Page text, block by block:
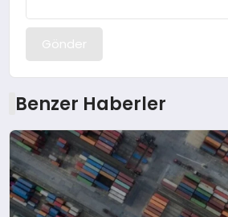
Gönder
Benzer Haberler